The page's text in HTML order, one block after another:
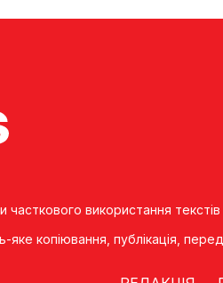
часткового використання
яке копiювання, публiкацiя,